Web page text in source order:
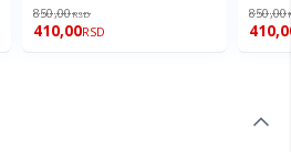
850,00RSD
410,00RSD
850,00